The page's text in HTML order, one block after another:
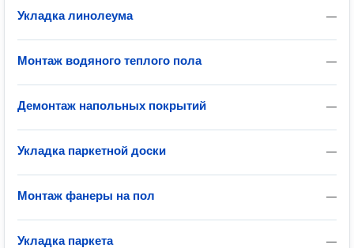
—
Укладка линолеума
—
Монтаж водяного теплого пола
—
Демонтаж напольных покрытий
—
Укладка паркетной доски
—
Монтаж фанеры на пол
—
Укладка паркета